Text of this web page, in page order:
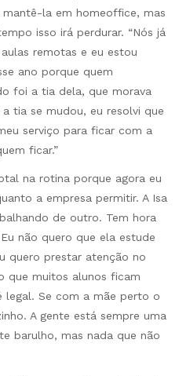
la em homeoffice, mas
isso irá perdurar. “Nós já
remotas e eu estou
ano porque quem
foi a tia dela, que morava
tia se mudou, eu resolvi que
serviço para ficar com a
ficar.”
na rotina porque agora eu
a empresa permitir. A Isa
de outro. Tem hora
não quero que ela estude
quero prestar atenção no
que muitos alunos ficam
legal. Se com a mãe perto o
A gente está sempre uma
barulho, mas nada que não